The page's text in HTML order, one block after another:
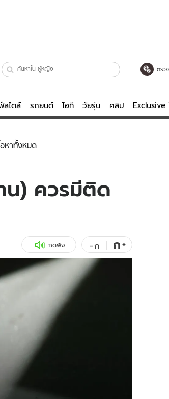
ตรว
สไตล์ รถยนต์ ไอที วัยรุ่น คลิป Exclusive
ไลฟ์สไตล์
วัยรุ่น
สุขภาพ
เที่ยว-กิน
Tasteful Thailand
Sanook Choice
ดูทีวี
WeTV
อหาทั้งหมด
น) ควรมีติด
กดฟัง -ก ก+